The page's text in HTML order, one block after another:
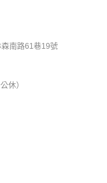
南路61巷19號
休）